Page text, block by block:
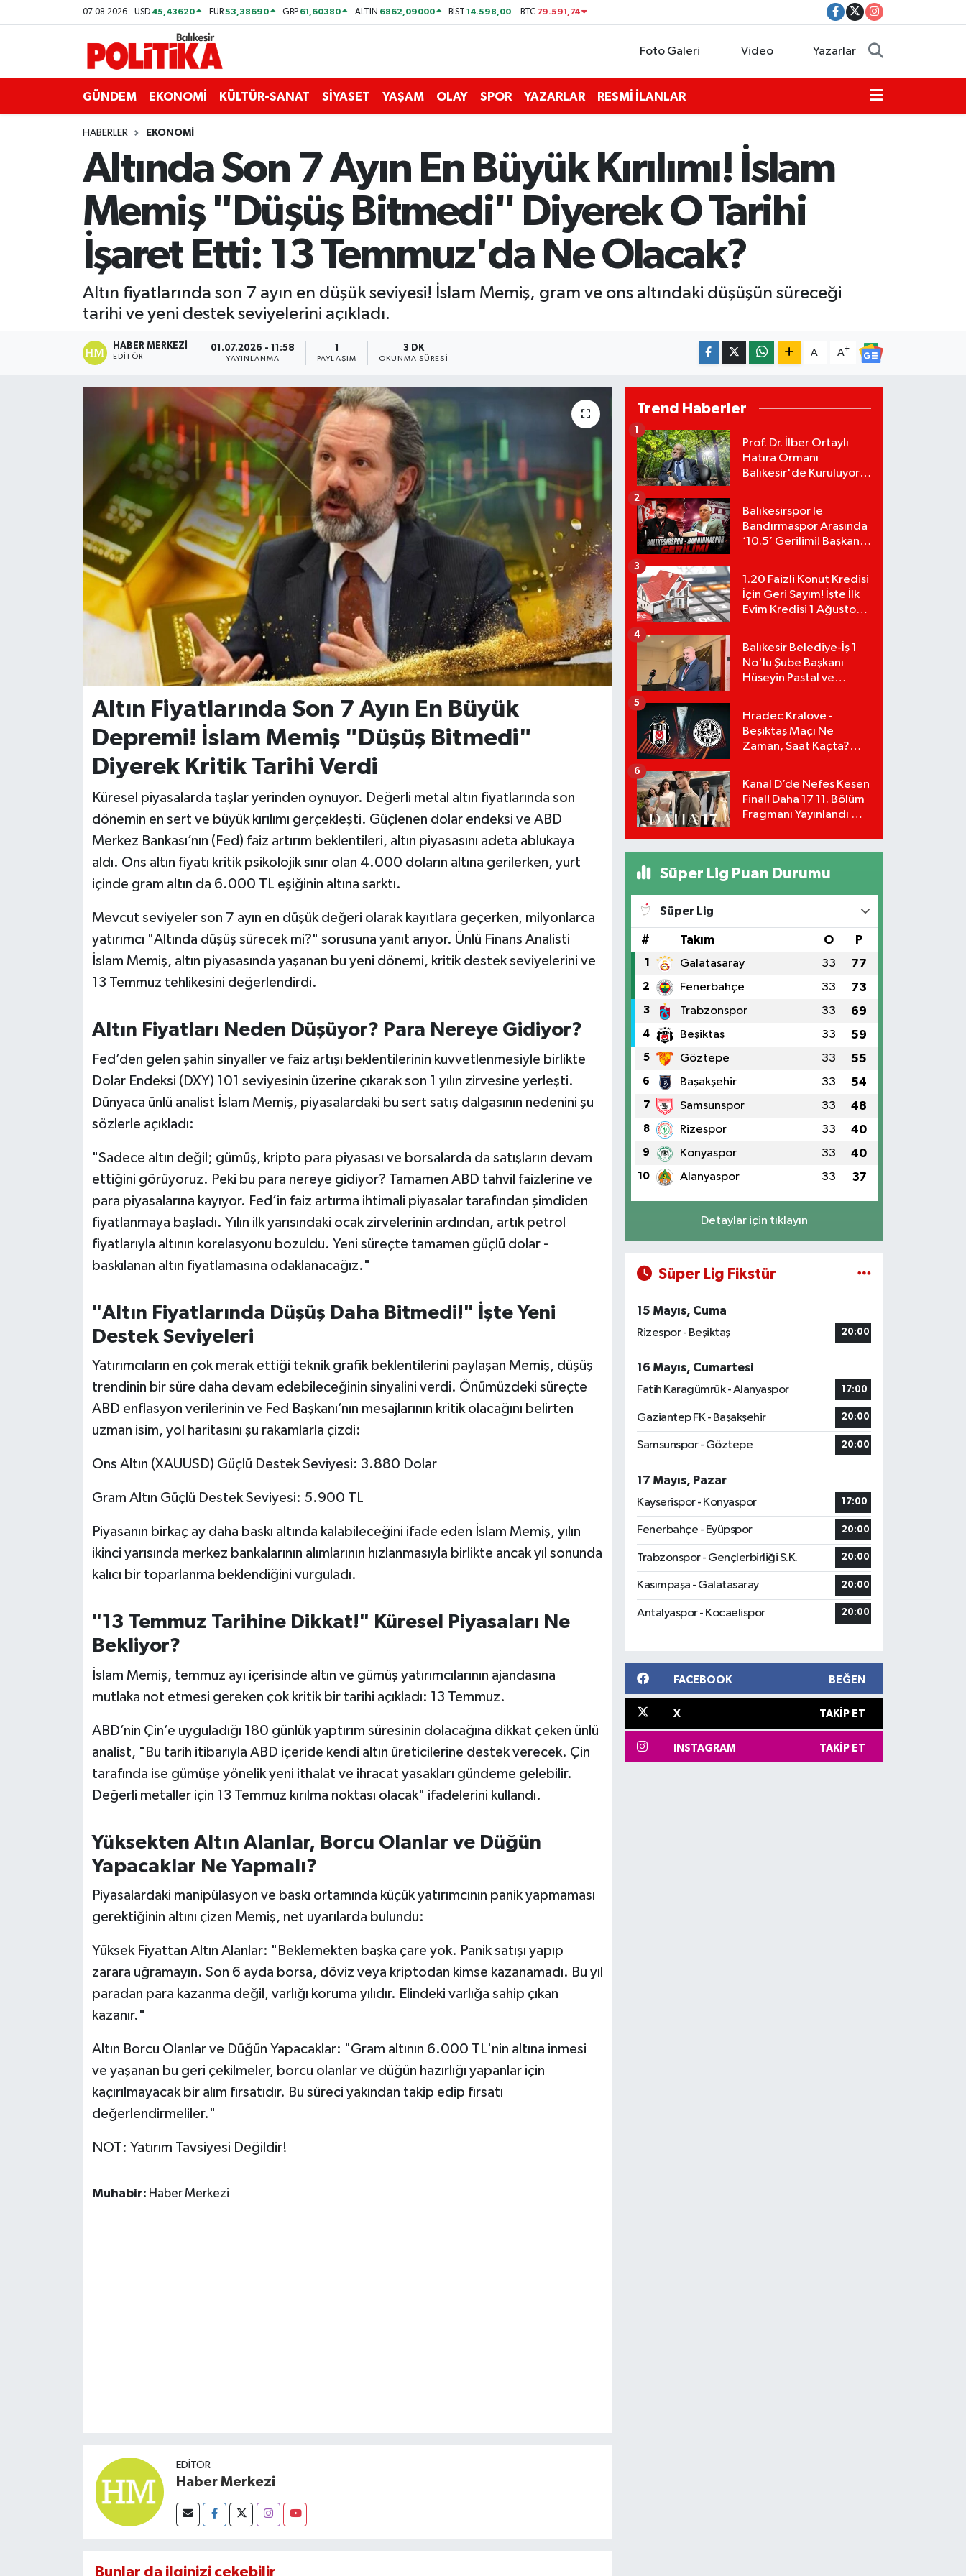
07-08-2026 USD 45,43620 EUR53,38690 GBP 61,60380 ALTIN 6862,09000 BİST14.598,00 BTC 79.591,74
Foto Galeri Video Yazarlar
GÜNDEM EKONOMİ KÜLTÜR-SANAT SİYASET YAŞAM OLAY SPOR YAZARLAR RESMİ İLANLAR
HABERLER EKONOMİ
Altında Son 7 Ayın En Büyük Kırılımı! İslam
Memiş "Düşüş Bitmedi" Diyerek O Tarihi
İşaret Etti: 13 Temmuz'da Ne Olacak?
Altın fiyatlarında son 7 ayın en düşük seviyesi! İslam Memiş, gram ve ons altındaki düşüşün süreceği
tarihi ve yeni destek seviyelerini açıkladı.
HABER MERKEZI
EDITÖR
01.07.2026 - 11:58
YAYINLANMA
1
PAYLAŞIM
3 DK
OKUNMA SÜRESI
A- A+
Altın Fiyatlarında Son 7 Ayın En Büyük
Depremi! İslam Memiş "Düşüş Bitmedi"
Diyerek Kritik Tarihi Verdi
Küresel piyasalarda taşlar yerinden oynuyor. Değerli metal altın fiyatlarında son
dönemin en sert ve büyük kırılımı gerçekleşti. Güçlenen dolar endeksi ve ABD
Merkez Bankası’nın (Fed) faiz artırım beklentileri, altın piyasasını adeta ablukaya
aldı. Ons altın fiyatı kritik psikolojik sınır olan 4.000 doların altına gerilerken, yurt
içinde gram altın da 6.000 TL eşiğinin altına sarktı.
Mevcut seviyeler son 7 ayın en düşük değeri olarak kayıtlara geçerken, milyonlarca
yatırımcı "Altında düşüş sürecek mi?" sorusuna yanıt arıyor. Ünlü Finans Analisti
İslam Memiş, altın piyasasında yaşanan bu yeni dönemi, kritik destek seviyelerini ve
13 Temmuz tehlikesini değerlendirdi.
Altın Fiyatları Neden Düşüyor? Para Nereye Gidiyor?
Fed’den gelen şahin sinyaller ve faiz artışı beklentilerinin kuvvetlenmesiyle birlikte
Dolar Endeksi (DXY) 101 seviyesinin üzerine çıkarak son 1 yılın zirvesine yerleşti.
Dünyaca ünlü analist İslam Memiş, piyasalardaki bu sert satış dalgasının nedenini şu
sözlerle açıkladı:
"Sadece altın değil; gümüş, kripto para piyasası ve borsalarda da satışların devam
ettiğini görüyoruz. Peki bu para nereye gidiyor? Tamamen ABD tahvil faizlerine ve
para piyasalarına kayıyor. Fed’in faiz artırma ihtimali piyasalar tarafından şimdiden
fiyatlanmaya başladı. Yılın ilk yarısındaki ocak zirvelerinin ardından, artık petrol
fiyatlarıyla altının korelasyonu bozuldu. Yeni süreçte tamamen güçlü dolar -
baskılanan altın fiyatlamasına odaklanacağız."
"Altın Fiyatlarında Düşüş Daha Bitmedi!" İşte Yeni
Destek Seviyeleri
Yatırımcıların en çok merak ettiği teknik grafik beklentilerini paylaşan Memiş, düşüş
trendinin bir süre daha devam edebileceğinin sinyalini verdi. Önümüzdeki süreçte
ABD enflasyon verilerinin ve Fed Başkanı’nın mesajlarının kritik olacağını belirten
uzman isim, yol haritasını şu rakamlarla çizdi:
Ons Altın (XAUUSD) Güçlü Destek Seviyesi: 3.880 Dolar
Gram Altın Güçlü Destek Seviyesi: 5.900 TL
Piyasanın birkaç ay daha baskı altında kalabileceğini ifade eden İslam Memiş, yılın
ikinci yarısında merkez bankalarının alımlarının hızlanmasıyla birlikte ancak yıl sonunda
kalıcı bir toparlanma beklendiğini vurguladı.
"13 Temmuz Tarihine Dikkat!" Küresel Piyasaları Ne
Bekliyor?
İslam Memiş, temmuz ayı içerisinde altın ve gümüş yatırımcılarının ajandasına
mutlaka not etmesi gereken çok kritik bir tarihi açıkladı: 13 Temmuz.
ABD’nin Çin’e uyguladığı 180 günlük yaptırım süresinin dolacağına dikkat çeken ünlü
analist, "Bu tarih itibarıyla ABD içeride kendi altın üreticilerine destek verecek. Çin
tarafında ise gümüşe yönelik yeni ithalat ve ihracat yasakları gündeme gelebilir.
Değerli metaller için 13 Temmuz kırılma noktası olacak" ifadelerini kullandı.
Yüksekten Altın Alanlar, Borcu Olanlar ve Düğün
Yapacaklar Ne Yapmalı?
Piyasalardaki manipülasyon ve baskı ortamında küçük yatırımcının panik yapmaması
gerektiğinin altını çizen Memiş, net uyarılarda bulundu:
Yüksek Fiyattan Altın Alanlar: "Beklemekten başka çare yok. Panik satışı yapıp
zarara uğramayın. Son 6 ayda borsa, döviz veya kriptodan kimse kazanamadı. Bu yıl
paradan para kazanma değil, varlığı koruma yılıdır. Elindeki varlığa sahip çıkan
kazanır."
Altın Borcu Olanlar ve Düğün Yapacaklar: "Gram altının 6.000 TL'nin altına inmesi
ve yaşanan bu geri çekilmeler, borcu olanlar ve düğün hazırlığı yapanlar için
kaçırılmayacak bir alım fırsatıdır. Bu süreci yakından takip edip fırsatı
değerlendirmeliler."
NOT: Yatırım Tavsiyesi Değildir!
Muhabir: Haber Merkezi
EDITÖR
Haber Merkezi
Bunlar da ilginizi çekebilir
Trend Haberler
Prof. Dr. İlber Ortaylı
Hatıra Ormanı
Balıkesir'de Kuruluyor!
1
Balıkesirspor le
Bandırmaspor Arasında
‘10.5’ Gerilimi! Başkan
Tepki!
2
1.20 Faizli Konut Kredisi
İçin Geri Sayım! İşte İlk
Evim Kredisi 1 Ağustos
Hesaplama Tablosu:
3
Balıkesir Belediye-İş 1
No'lu Şube Başkanı
Hüseyin Pastal ve
4
Hradec Kralove -
Beşiktaş Maçı Ne
Zaman, Saat Kaçta?
Detayları!
5
Kanal D’de Nefes Kesen
Final! Daha 17 11. Bölüm
Fragmanı Yayınlandı Mı?
6
Süper Lig Puan Durumu
Süper Lig
# Takım O P
1 Galatasaray 33 77
2 Fenerbahçe 33 73
3 Trabzonspor 33 69
4 Beşiktaş 33 59
5 Göztepe 33 55
6 Başakşehir 33 54
7 Samsunspor 33 48
8 Rizespor 33 40
9 Konyaspor 33 40
10 Alanyaspor 33 37
Detaylar için tıklayın
Süper Lig Fikstür
15 Mayıs, Cuma
Rizespor - Beşiktaş
20:00
16 Mayıs, Cumartesi
Fatih Karagümrük - Alanyaspor
17:00
Gaziantep FK - Başakşehir 20:00
Samsunspor - Göztepe 20:00
17 Mayıs, Pazar
Kayserispor - Konyaspor
17:00
Fenerbahçe - Eyüpspor 20:00
Trabzonspor - Gençlerbirliği S.K. 20:00
Kasımpaşa - Galatasaray 20:00
Antalyaspor - Kocaelispor 20:00
FACEBOOK BEĞEN
X TAKIP ET
INSTAGRAM TAKIP ET
ASTROLOJİ
Bandırma
BİYOGRAFİLER
Burhaniye
EKONOMİ
KENT GÜNDEMİ
MAGAZİN
Savaştepe
SÜRMANŞET
TARİHTE BUGÜN
TEKNOLOJİ
Balıkesir Nöbetçi Eczaneler
Balıkesir Hava Durumu
Balıkesir Namaz Vakitleri
Balıkesir Trafik Yoğunluk Haritası
Süper Lig Puan Durumu ve Fikstür
Tüm Manşetler
Son Dakika Haberleri
Haber Arşivi